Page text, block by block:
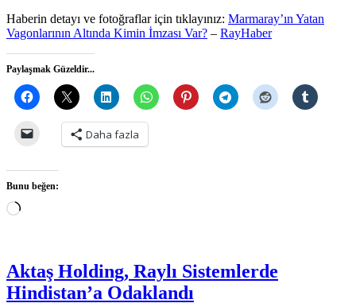
Haberin detayı ve fotoğraflar için tıklayınız: Marmaray’ın Yatan
Vagonlarının Altında Kimin İmzası Var? – RayHaber
Paylaşmak Güzeldir...
Daha fazla
Bunu beğen:
Yükleniyor...
Aktaş Holding, Raylı Sistemlerde
Hindistan’a Odaklandı